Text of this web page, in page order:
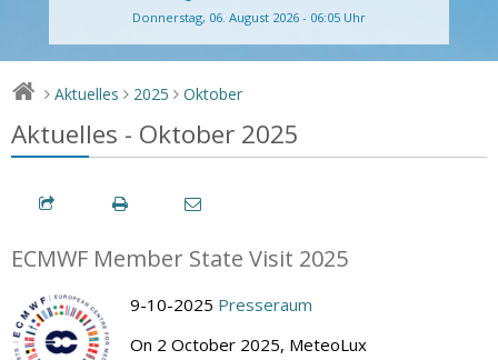
Donnerstag, 06. August 2026 - 06:05 Uhr
> Aktuelles > 2025 > Oktober
Aktuelles - Oktober 2025
ECMWF Member State Visit 2025
9-10-2025 Presseraum
On 2 October 2025, MeteoLux